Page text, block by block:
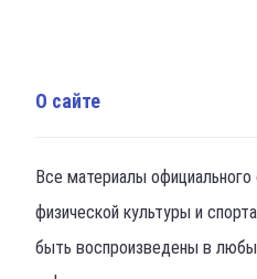
О сайте
Все материалы
физической культуры и
быть воспроизведены в